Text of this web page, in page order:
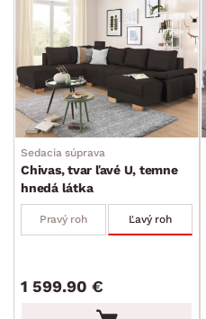
Sedacia súprava
Chivas, tvar ľavé U, temne
hnedá látka
Pravý roh Ľavý roh
1 599.90 €